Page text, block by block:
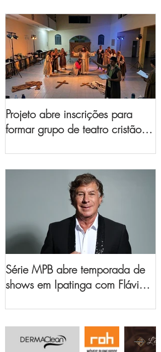
prestação de serviços de Minas
Gerais
Projeto abre inscrições para
formar grupo de teatro cristão
Série MPB abre temporada de
shows em Ipatinga com Flávio